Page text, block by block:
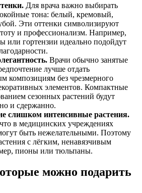
Для врача важно выбирать
тона: белый, кремовый,
Эти оттенки символизируют
и профессионализм. Например,
или гортензии идеально подойдут
Врачи обычно занятые
лучше отдать
композициям без чрезмерного
элементов. Компактные
сезонных растений будут
и сдержанно.
слишком интенсивные растения.
в медицинских учреждениях
быть нежелательными. Поэтому
с лёгким, ненавязчивым
пионы или тюльпаны.
можно подарить